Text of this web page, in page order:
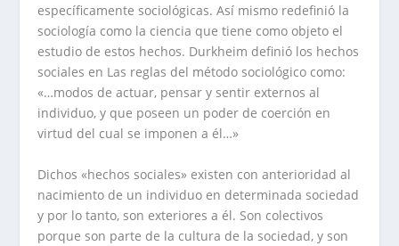
específicamente sociológicas. Así mismo redefinió la
sociología como la ciencia que tiene como objeto el
estudio de estos hechos. Durkheim definió los hechos
sociales en Las reglas del método sociológico como:
«…modos de actuar, pensar y sentir externos al
individuo, y que poseen un poder de coerción en
virtud del cual se imponen a él…»
Dichos «hechos sociales» existen con anterioridad al
nacimiento de un individuo en determinada sociedad
y por lo tanto, son exteriores a él. Son colectivos
porque son parte de la cultura de la sociedad, y son